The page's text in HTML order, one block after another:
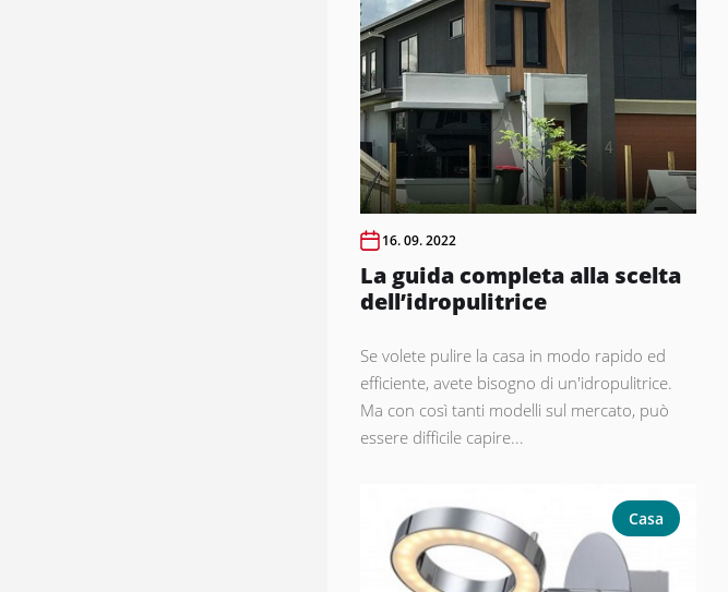
16. 09. 2022
La guida completa alla scelta
dell’idropulitrice
Se volete pulire la casa in modo rapido ed
efficiente, avete bisogno di un'idropulitrice.
Ma con così tanti modelli sul mercato, può
essere difficile capire...
Casa